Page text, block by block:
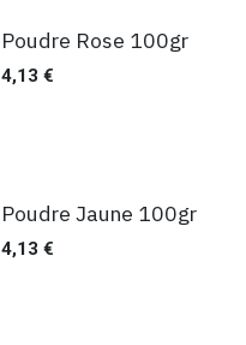
Ventes
Poudre Rose 100gr
4,13 €
Ventes
Poudre Jaune 100gr
4,13 €